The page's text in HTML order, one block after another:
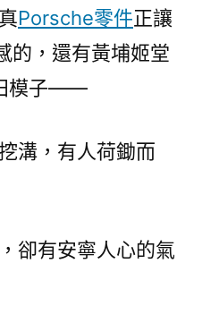
Porsche零件正讓
的，還有黃埔姬堂
模子——
溝，有人荷鋤而
卻有安寧人心的氣